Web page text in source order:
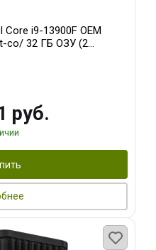
i9-13900F OEM
co/ 32 ГБ ОЗУ (2
OC 16GB GDDR7
руб.